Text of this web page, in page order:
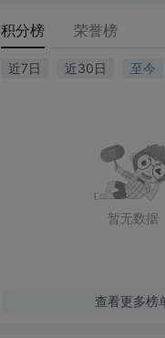
积分榜 荣誉榜
近7日 近30日 至今
暂无数据
查看更多榜